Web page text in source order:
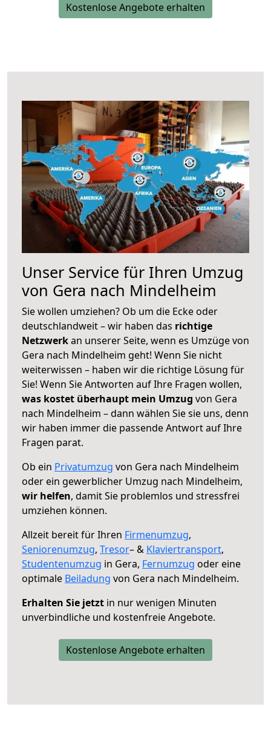
Kostenlose Angebote erhalten
Unser Service für Ihren Umzug
von Gera nach Mindelheim
Sie wollen umziehen? Ob um die Ecke oder
deutschlandweit – wir haben das richtige
Netzwerkan unserer Seite, wenn es Umzüge von
Gera nach Mindelheim geht! Wenn Sie nicht
weiterwissen – haben wir die richtige Lösung für
Sie! Wenn Sie Antworten auf Ihre Fragen wollen,
was kostet überhaupt mein Umzug von Gera
nach Mindelheim – dann wählen Sie sie uns, denn
wir haben immer die passende Antwort auf Ihre
Fragen parat.
Ob ein Privatumzug von Gera nach Mindelheim
oder ein gewerblicher Umzug nach Mindelheim,
wir helfen, damit Sie problemlos und stressfrei
umziehen können.
Allzeit bereit für Ihren Firmenumzug,
Seniorenumzug, Tresor– & Klaviertransport,
Studentenumzug in Gera, Fernumzug oder eine
optimale Beiladung von Gera nach Mindelheim.
Erhalten Sie jetzt in nur wenigen Minuten
unverbindliche und kostenfreie Angebote.
Kostenlose Angebote erhalten